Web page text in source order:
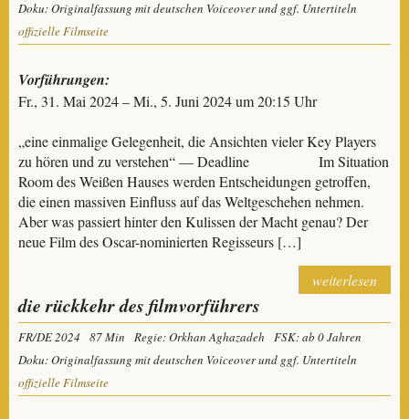
Doku: Originalfassung mit deutschen Voiceover und ggf. Untertiteln
offizielle Filmseite
Vorführungen:
Fr., 31. Mai 2024 – Mi., 5. Juni 2024 um 20:15 Uhr
„eine einmalige Gelegenheit, die Ansichten vieler Key Players
zu hören und zu verstehen“ — Deadline Im Situation
Room des Weißen Hauses werden Entscheidungen getroffen,
die einen massiven Einfluss auf das Weltgeschehen nehmen.
Aber was passiert hinter den Kulissen der Macht genau? Der
neue Film des Oscar-nominierten Regisseurs […]
weiterlesen
die rückkehr des filmvorführers
FR/DE 2024 87 Min Regie: Orkhan Aghazadeh
FSK: ab 0 Jahren
Doku: Originalfassung mit deutschen Voiceover und ggf. Untertiteln
offizielle Filmseite